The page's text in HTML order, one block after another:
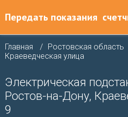
Передать показания
Главная Ростовская область
Краеведческая улица
Электрическая
Ростов-на-Дону,
9